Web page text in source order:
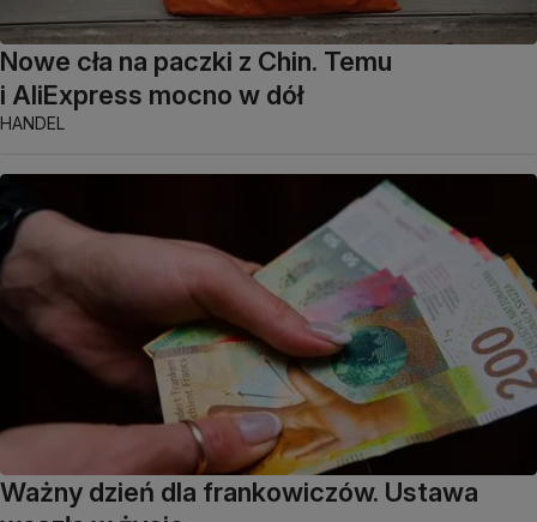
Nowe cła na paczki z Chin. Temu
i AliExpress mocno w dół
HANDEL
Ważny dzień dla frankowiczów. Ustawa